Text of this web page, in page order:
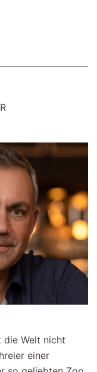
die Welt nicht
einer